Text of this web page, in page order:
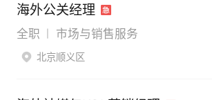
海外公关经理
全职 市场与销售服务
北京顺义区